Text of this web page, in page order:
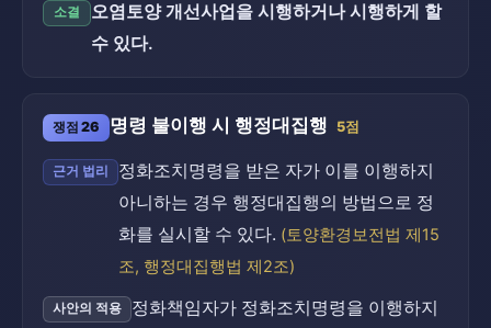
소결
오염토양 개선사업을 시행하거나 시행하게 할
수 있다.
쟁점 26 명령 불이행 시 행정대집행 5점
근거 법리
정화조치명령을 받은 자가 이를 이행하지
아니하는 경우 행정대집행의 방법으로 정
화를 실시할 수 있다. (토양환경보전법 제15
조, 행정대집행법 제2조)
사안의 적용
정화책임자가 정화조치명령을 이행하지